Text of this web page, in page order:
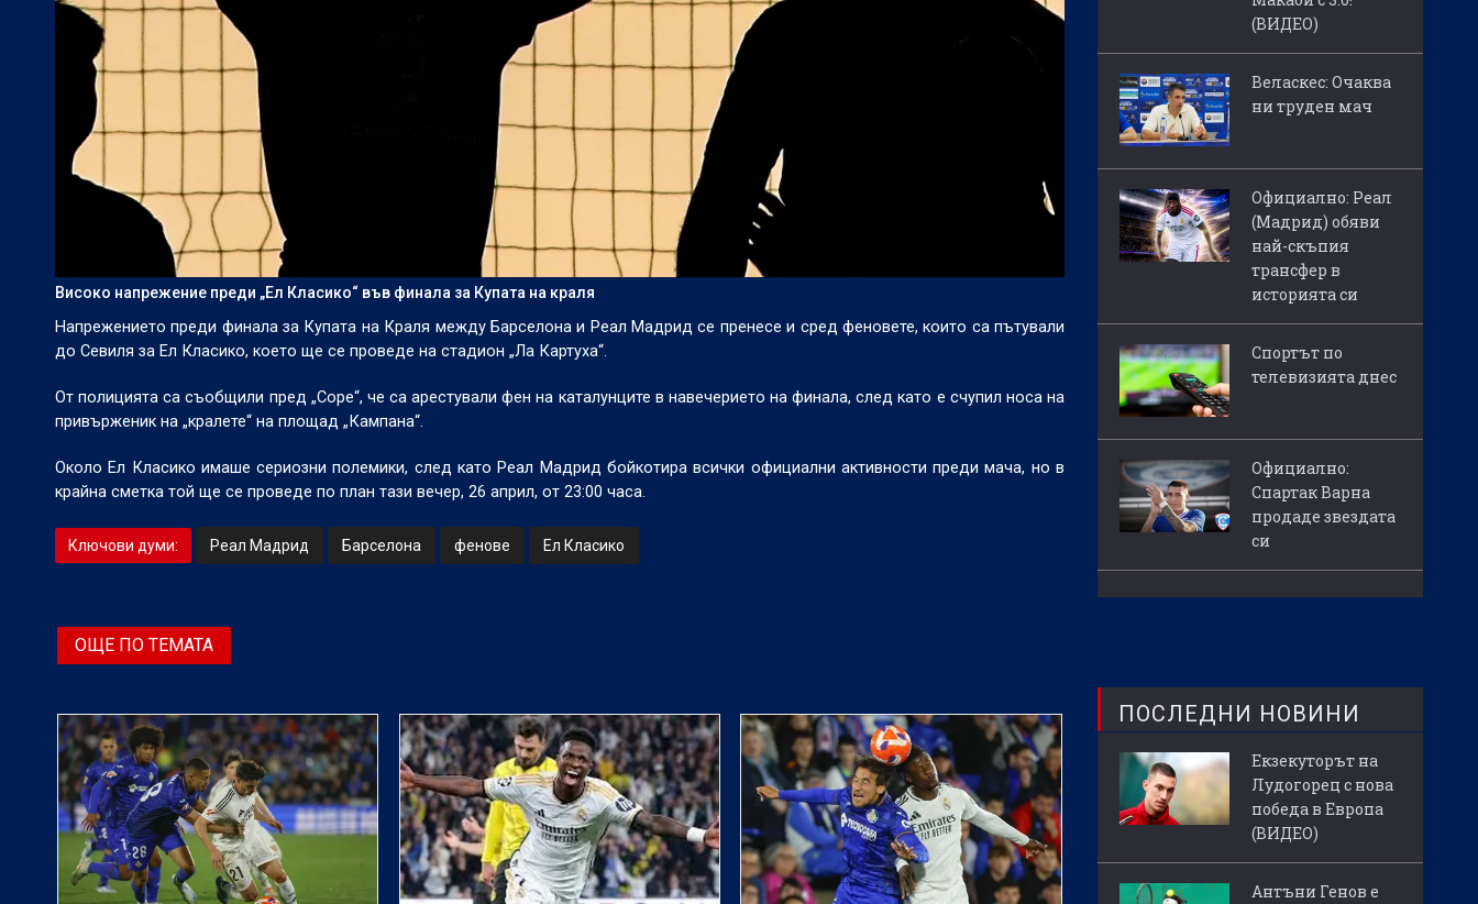
Високо напрежение преди „Ел Класико“ във финала за Купата на краля
Напрежението преди финала за Купата на Краля между Барселона и Реал Мадрид се пренесе и сред феновете, които са пътували
до Севиля за Ел Класико, което ще се проведе на стадион „Ла Картуха“.
От полицията са съобщили пред „Cope“, че са арестували фен на каталунците в навечерието на финала, след като е счупил носа на
привърженик на „кралете“ на площад „Кампана“.
Около Ел Класико имаше сериозни полемики, след като Реал Мадрид бойкотира всички официални активности преди мача, но в
крайна сметка той ще се проведе по план тази вечер, 26 април, от 23:00 часа.
Ключови думи: Реал Мадрид Барселона фенове Ел Класико
ОЩЕ ПО ТЕМАТА
(ВИДЕО)
Веласкес: Очаква
ни труден мач
Официално: Реал
(Мадрид) обяви
най-скъпия
трансфер в
историята си
Спортът по
телевизията днес
Официално:
Спартак Варна
продаде звездата
си
ПОСЛЕДНИ НОВИНИ
Екзекуторът на
Лудогорец с нова
победа в Европа
(ВИДЕО)
Антъни Генов е